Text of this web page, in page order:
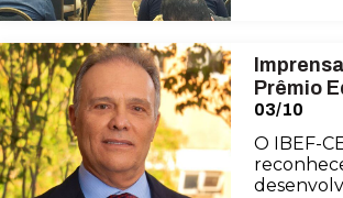
Prêmio
03/10
O IBEF-